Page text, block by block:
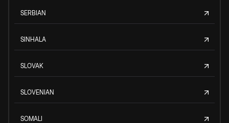
SERBIAN
SINHALA
SLOVAK
SLOVENIAN
SOMALI